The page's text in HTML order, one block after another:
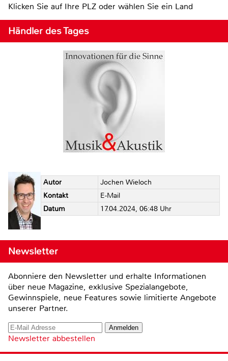
Klicken Sie auf Ihre PLZ oder wählen Sie ein Land
Händler des Tages
Autor
Jochen Wieloch
Kontakt
E-Mail
Datum
17.04.2024, 06:48 Uhr
Newsletter
Abonniere den Newsletter und erhalte Informationen
über neue Magazine, exklusive Spezialangebote,
Gewinnspiele, neue Features sowie limitierte Angebote
unserer Partner.
Newsletter abbestellen